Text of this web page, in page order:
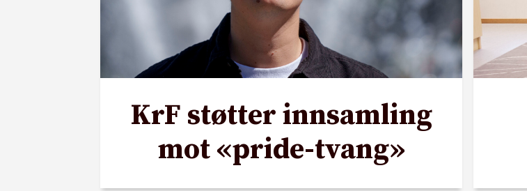
KrF støtter innsamling
mot «pride-tvang»